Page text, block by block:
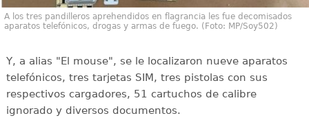
A los tres pandilleros aprehendidos en flagrancia les fue decomisados
aparatos telefónicos, drogas y armas de fuego. (Foto: MP/Soy502)
Y, a alias "El mouse", se le localizaron nueve aparatos
telefónicos, tres tarjetas SIM, tres pistolas con sus
respectivos cargadores, 51 cartuchos de calibre
ignorado y diversos documentos.